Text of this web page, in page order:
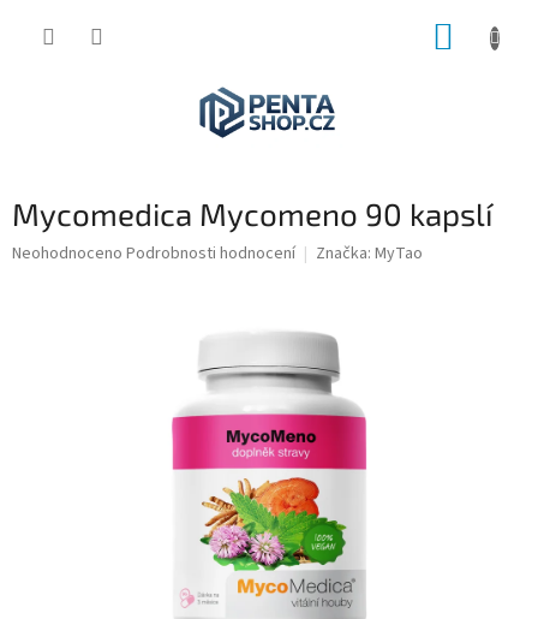
Mycomedica Mycomeno 90 kapslí
Průměrné
Neohodnoceno Podrobnosti hodnocení Značka: MyTao